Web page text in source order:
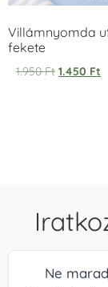
Villámnyomda
fekete
1.950Ft 1.450 Ft
Ne